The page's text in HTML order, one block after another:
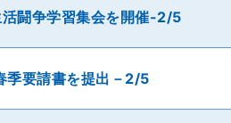
闘争学習集会を開催-2/5
季要請書を提出－2/5